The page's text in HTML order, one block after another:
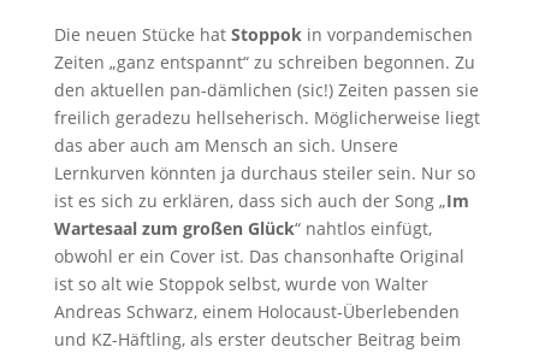
Die neuen Stücke hat Stoppokin vorpandemischen
Zeiten „ganz entspannt“ zu schreiben begonnen. Zu
den aktuellen pan-dämlichen (sic!) Zeiten passen sie
freilich geradezu hellseherisch. Möglicherweise liegt
das aber auch am Mensch an sich. Unsere
Lernkurven könnten ja durchaus steiler sein. Nur so
ist es sich zu erklären, dass sich auch der Song „Im
Wartesaal zum großen Glück“ nahtlos einfügt,
obwohl er ein Cover ist. Das chansonhafte Original
ist so alt wie Stoppok selbst, wurde von Walter
Andreas Schwarz, einem Holocaust-Überlebenden
und KZ-Häftling, als erster deutscher Beitrag beim